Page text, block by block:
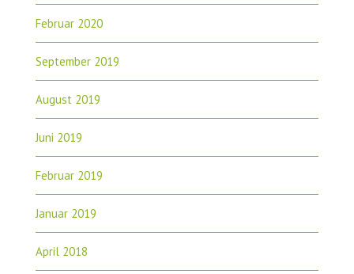
Februar 2020
September 2019
August 2019
Juni 2019
Februar 2019
Januar 2019
April 2018